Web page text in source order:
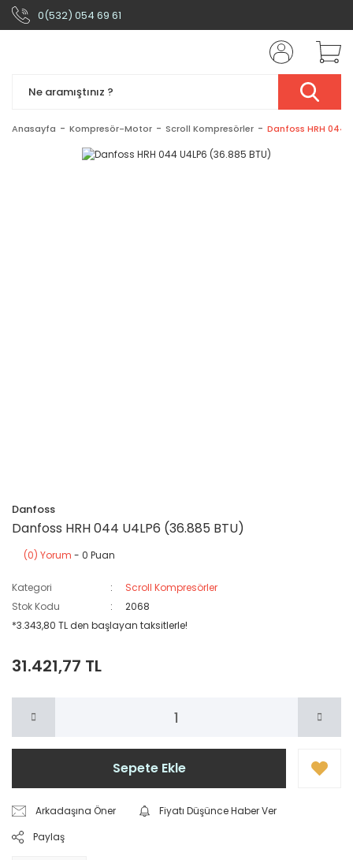
0(532) 054 69 61
Anasayfa Kompresör-Motor Scroll Kompresörler Danfoss HRH 044
Danfoss
Danfoss HRH 044 U4LP6 (36.885 BTU)
(0) Yorum - 0 Puan
Kategori
Scroll Kompresörler
Stok Kodu
2068
*3.343,80 TL den başlayan taksitlerle!
31.421,77 TL
Sepete Ekle
Arkadaşına Öner
Fiyatı Düşünce Haber Ver
Paylaş